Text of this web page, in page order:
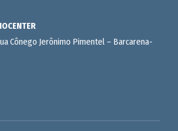
Cônego Jerônimo Pimentel – Barcarena-